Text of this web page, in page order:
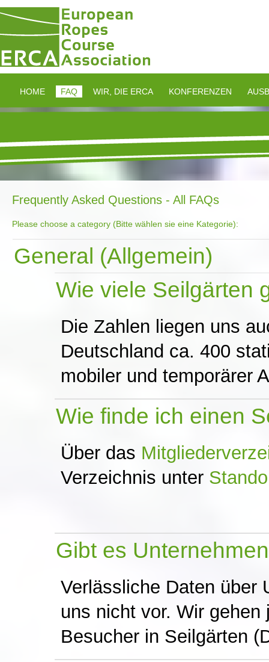
HOME FAQ WIR, DIE ERCA KONFERENZEN
Frequently Asked Questions - All FAQs
Please choose a category (Bitte wählen sie eine Kategorie):
General (Allgemein)
Wie viele Seilgärten
Die Zahlen liegen uns
Deutschland ca. 400
mobiler und temporärer
Wie finde ich einen
Über das
Verzeichnis unter
Gibt es
Verlässliche Daten über
uns nicht vor. Wir
Besucher in Seilgärten